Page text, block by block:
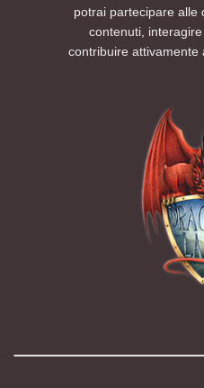
potrai partecipare alle
contenuti,
contribuire attivamente